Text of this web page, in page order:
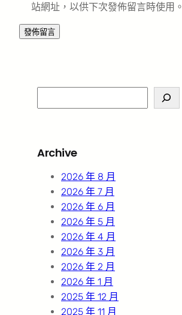
站網址，以供下次發佈留言時使用。
e
c
Archive
2026 年 8 月
2026 年 7 月
2026 年 6 月
2026 年 5 月
2026 年 4 月
2026 年 3 月
2026 年 2 月
2026 年 1 月
2025 年 12 月
2025 年 11 月